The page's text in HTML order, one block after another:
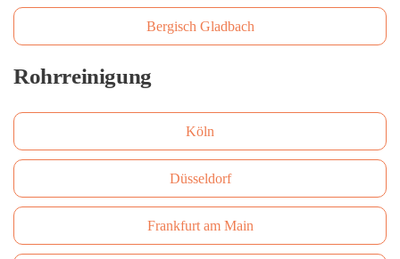
Bergisch Gladbach
Rohrreinigung
Köln
Düsseldorf
Frankfurt am Main